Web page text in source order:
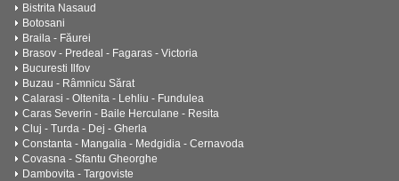
Bistrita Nasaud
Botosani
Braila - Făurei
Brasov - Predeal - Fagaras - Victoria
Bucuresti Ilfov
Buzau - Râmnicu Sărat
Calarasi - Oltenita - Lehliu - Fundulea
Caras Severin - Baile Herculane - Resita
Cluj - Turda - Dej - Gherla
Constanta - Mangalia - Medgidia - Cernavoda
Covasna - Sfantu Gheorghe
Dambovita - Targoviste